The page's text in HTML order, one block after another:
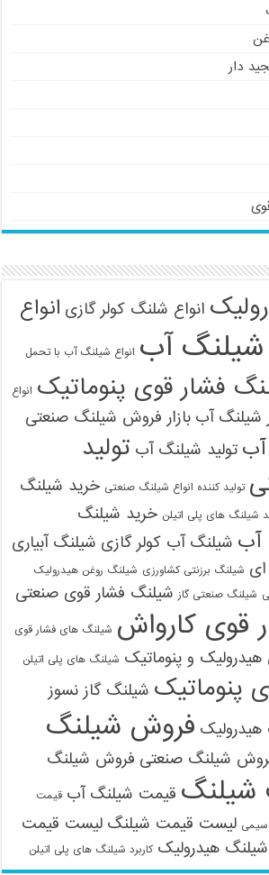
دار
انواع شلنگ کولر گازی انواع
شیلنگ آب انواع شیلنگ آب با تحمل
فشار قوی پنوماتیک انواع
شیلنگ آب بازار فروش شیلنگ صنعتی
تولید شیلنگ آب تولید
تولید کننده انواع شیلنگ صنعتی خرید شیلنگ
شیلنگ های پلی اتیلن خرید شیلنگ
آب شیلنگ آب کولر گازی شیلنگ آبیاری
شیلنگ برزنتی کشاورزی شیلنگ روغن هیدرولیک
شیلنگ صنعتی گاز شیلنگ فشار قوی صنعتی
قوی کارواش شیلنگ های فشار قوی
و پنوماتیک شیلنگ های پلی اتیلن
پنوماتیک شیلنگ گاز نسوز
فروش شیلنگ
شیلنگ صنعتی فروش شیلنگ
شیلنگ قیمت شیلنگ آب قیمت
لیست قیمت شیلنگ لیست قیمت
شیلنگ هیدرولیک کاربرد شیلنگ های پلی اتیلن